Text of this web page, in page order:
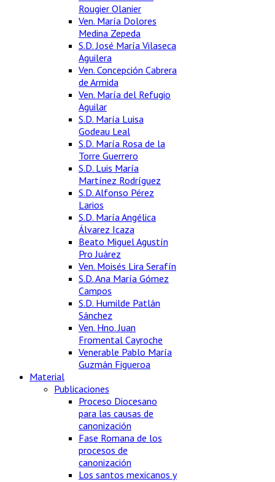
Rougier Olanier
Ven. María Dolores
Medina Zepeda
S.D. José María Vilaseca
Aguilera
Ven. Concepción Cabrera
de Armida
Ven. María del Refugio
Aguilar
S.D. María Luisa
Godeau Leal
S.D. María Rosa de la
Torre Guerrero
S.D. Luis María
Martínez Rodríguez
S.D. Alfonso Pérez
Larios
S.D. María Angélica
Álvarez Icaza
Beato Miguel Agustín
Pro Juárez
Ven. Moisés Lira Serafín
S.D. Ana María Gómez
Campos
S.D. Humilde Patlán
Sánchez
Ven. Hno. Juan
Fromental Cayroche
Venerable Pablo María
Guzmán Figueroa
Material
Publicaciones
Proceso Diocesano
para las causas de
canonización
Fase Romana de los
procesos de
canonización
Los santos mexicanos y